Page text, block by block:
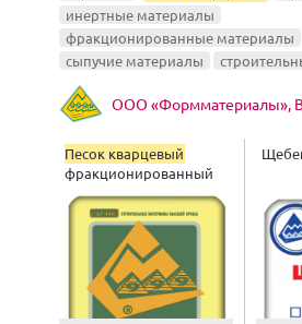
инертные материалы
фракционированные материалы
сыпучие материалы
ООО «Формматериалы»,
Песок кварцевый
фракционированный
(25 кг)